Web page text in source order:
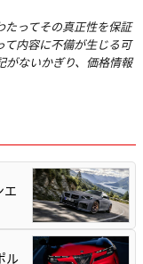
ってその真正性を保証
て内容に不備が生じる可
ないかぎり、価格情報
エ
ル